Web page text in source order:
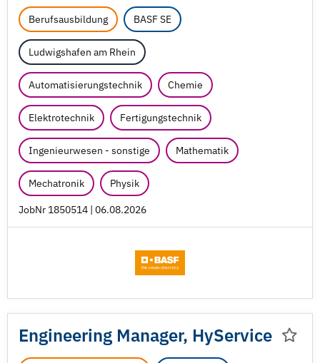
Berufsausbildung BASF SE
Ludwigshafen am Rhein
Automatisierungstechnik Chemie
Elektrotechnik Fertigungstechnik
Ingenieurwesen - sonstige Mathematik
Mechatronik Physik
JobNr 1850514 | 06.08.2026
Engineering Manager, HyService